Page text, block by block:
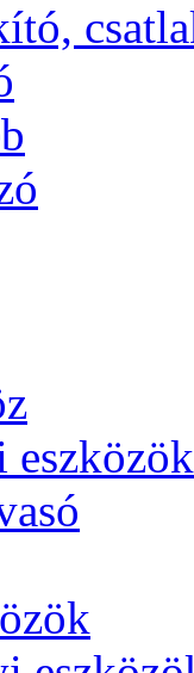
eszközök